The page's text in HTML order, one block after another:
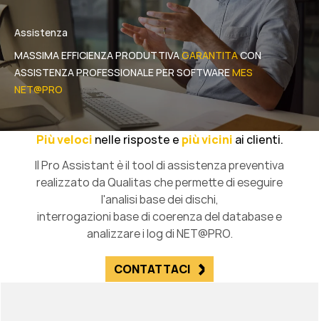
Assistenza
MASSIMA EFFICIENZA PRODUTTIVAGARANTITACON
ASSISTENZA PROFESSIONALE PER SOFTWAREMES
NET@PRO
Più veloci nelle risposte e più vicini ai clienti.
Il Pro Assistant è il tool di assistenza preventiva
realizzato da Qualitas che permette di eseguire
l'analisi base dei dischi,
interrogazioni base di coerenza del database e
analizzare i log di NET@PRO.
CONTATTACI